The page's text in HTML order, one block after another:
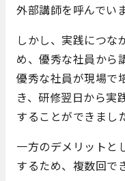
外部講師を呼んでい
しかし、実践につな
め、優秀な社員から
優秀な社員が現場で
き、研修翌日から実
することができまし
一方のデメリットと
するため、複数回で